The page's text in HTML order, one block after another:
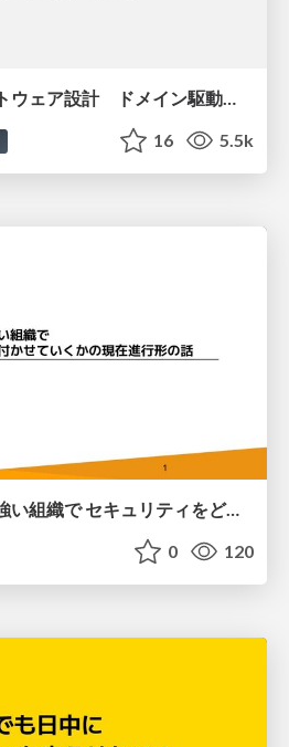
16 5.5k
ボトムアップ文化が強い組織で セキュリティをどう根付かせていくかの現在進行形の話 / Making Security Stick in a Bottom-Up Organization
0 120